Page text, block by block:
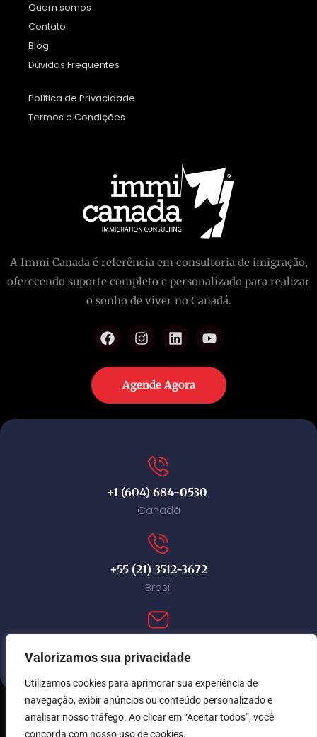
Valorizamos sua privacidade
Utilizamos cookies para aprimorar sua experiência de
navegação, exibir anúncios ou conteúdo personalizado e
analisar nosso tráfego. Ao clicar em “Aceitar todos”, você
concorda com nosso uso de cookies.
Quem somos
Contato
Blog
Dúvidas Frequentes
Política de Privacidade
Termos e Condições
A Immi Canada é referência em consultoria de imigração,
oferecendo suporte completo e personalizado para realizar
o sonho de viver no Canadá.
Agende Agora
+1 (604) 684-0530
Canadá
+55 (21) 3512-3672
Brasil
© Immi Canada 2026. Todos os direitos reservados.